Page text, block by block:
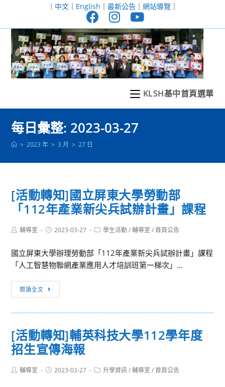
至
｜ 中文｜ English ｜ 最新公告｜ 網站導覽｜
KLSH基中首頁選單
每日彙整: 2023-03-27
> 2023 年 > 3 月 > 27 日
[活動轉知]國立屏東大學勞動部
「112年產業新尖兵試辦計畫」課程
Post輔導室
Post2023-03-27
Post學生活動 / 輔導室 / 首頁公告
國立屏東大學辦理勞動部「112年產業新尖兵試辦計畫」課程
「人工智慧物聯網產業應用人才培訓班第一梯次」...
閱讀全文
動
轉
國
立
東
[活動轉知]輔英科技大學112學年度
招生宣傳海報
Post輔導室
Post2023-03-27
Post升學資訊 / 輔導室 / 首頁公告